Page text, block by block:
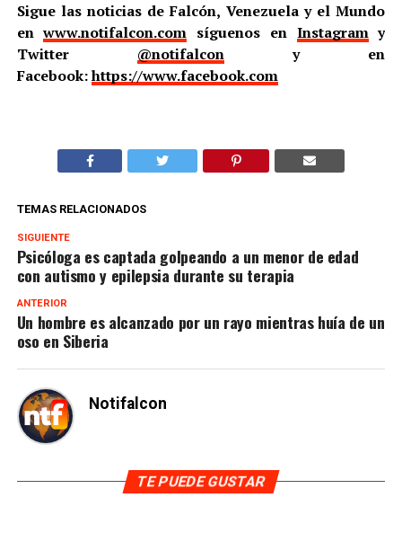
Sigue las noticias de Falcón, Venezuela y el Mundo
enwww.notifalcon.com síguenos en Instagramy
Twitter @notifalcony en
Facebook:https://www.facebook.com
TEMAS RELACIONADOS
SIGUIENTE
Psicóloga es captada golpeando a un menor de edad
con autismo y epilepsia durante su terapia
ANTERIOR
Un hombre es alcanzado por un rayo mientras huía de un
oso en Siberia
Notifalcon
TE PUEDE GUSTAR